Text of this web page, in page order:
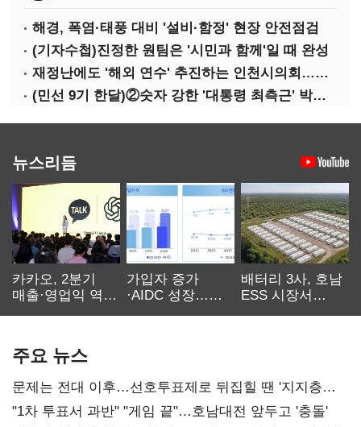
해경, 폭염·태풍 대비 '설비·함정' 현장 안전점검
(기자수첩)진정한 원팀은 '시민과 함께'일 때 완성
재정난에도 '해외 연수' 추진하는 인천시의회…경기·부산은 중단
(민선 9기 한달)②숫자 강한 '대통령 최측근' 박찬대…시험대 오른 인천행정
뉴스리듬
카카오, 2분기
매출·영업익 역대
가입자 증가
·AIDC 성장…
배터리 3사, 호남
ESS 시장서
주요 뉴스
문제는 전대 이후…선호투표제로 뒤집힐 땐 '지지층
불복'
"1차 투표서 과반" "게임 끝"…호남대전 앞두고 '충돌'